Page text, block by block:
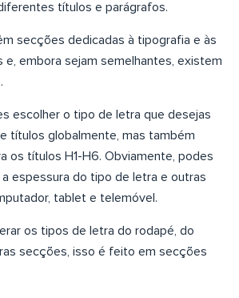
títulos e parágrafos.
secções dedicadas à tipografia e às
embora sejam semelhantes, existem
escolher o tipo de letra que desejas
títulos globalmente, mas também
os títulos H1-H6. Obviamente, podes
espessura do tipo de letra e outras
tablet e telemóvel.
os tipos de letra do rodapé, do
secções, isso é feito em secções